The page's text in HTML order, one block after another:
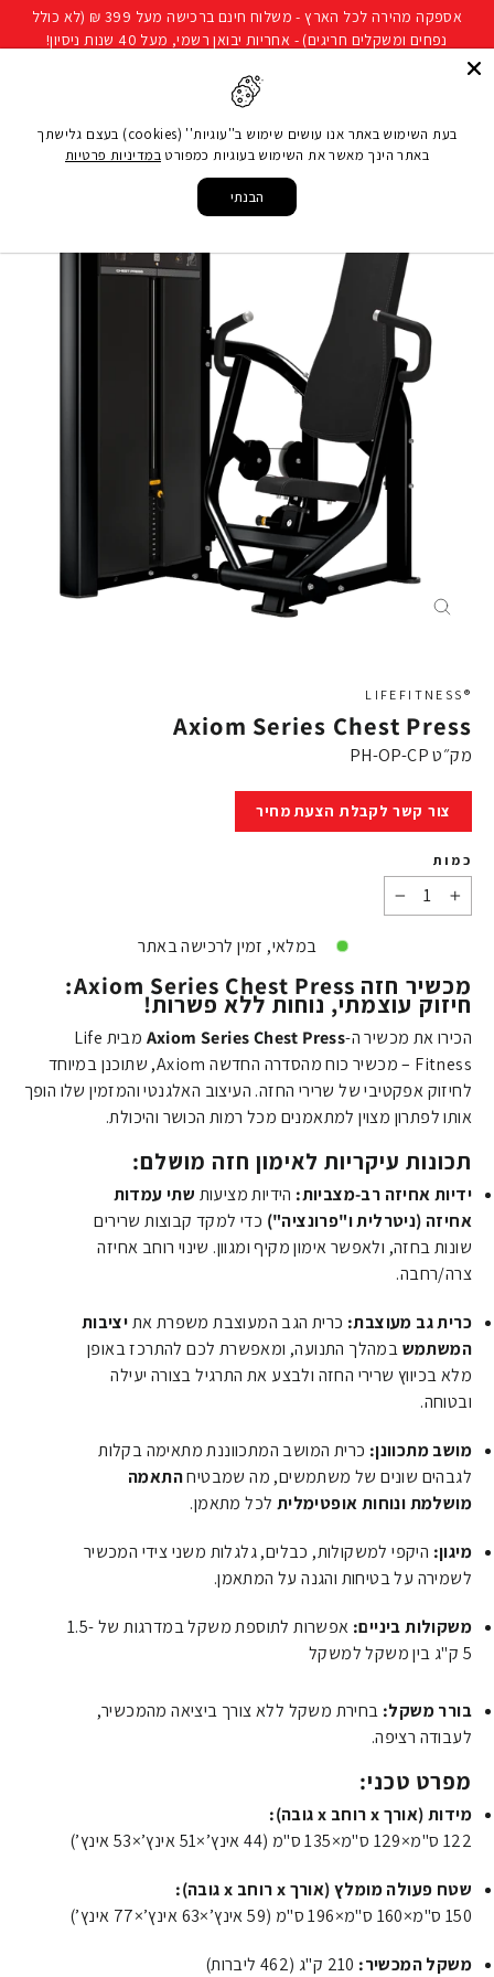
להמשך
אספקה מהירה לכל הארץ - משלוח חינם ברכישה מעל 399 ₪ (לא כולל
נפחים ומשקלים חריגים) - אחריות יבואן רשמי, מעל 40 שנות ניסיון!
עמוד הבית/ציוד כושר מקצועי/
LIFE FITNESS /Axiom/Axiom Series Chest Press
®LIFEFITNESS
Axiom Series Chest Press
מק״טPH-OP-CP
מחירצור קשר לקבלת הצעת מחיר
כמות
−
+
במלאי, זמין לרכישה באתר
מכשיר חזה Axiom Series Chest Press:
חיזוק עוצמתי, נוחות ללא פשרות!
הכירו את מכשיר ה-Axiom Series Chest Press
מבית Life
Fitness – מכשיר כוח מהסדרה החדשה Axiom, שתוכנן במיוחד
לחיזוק אפקטיבי של שרירי החזה. העיצוב האלגנטי והמזמין שלו הופך
אותו לפתרון מצוין למתאמנים מכל רמות הכושר והיכולת.
תכונות עיקריות לאימון חזה מושלם:
ידיות אחיזה רב-מצביות: הידיות מציעות שתי עמדות
אחיזה (ניטרלית ו"פרונציה") כדי למקד קבוצות שרירים
שונות בחזה, ולאפשר אימון מקיף ומגוון. שינוי רוחב אחיזה
צרה/רחבה.
כרית גב מעוצבת: כרית הגב המעוצבת משפרת אתיציבות
המשתמשבמהלך התנועה, ומאפשרת לכם להתרכז באופן
מלא בכיווץ שרירי החזה ולבצע את התרגיל בצורה יעילה
ובטוחה.
מושב מתכוונן: כרית המושב המתכווננת מתאימה בקלות
לגבהים שונים של משתמשים, מה שמבטיחהתאמה
מושלמת ונוחות אופטימלית לכל מתאמן.
מיגון: היקפי למשקולות, כבלים, גלגלות משני צידי המכשיר
לשמירה על בטיחות והגנה על המתאמן.
משקולות ביניים:
אפשרות לתוספת משקל במדרגות של 1.5-
5 ק"ג בין משקל למשקל
בורר משקל: בחירת משקל ללא צורך ביציאה מהמכשיר,
לעבודה רציפה.
מפרט טכני:
מידות (אורך x רוחב x גובה):
122 ס"מ×
129 ס"מ×
135ס"מ (
44אינץ’×
51אינץ’×
53אינץ’)
שטח פעולה מומלץ (אורך x רוחב x גובה):
150 ס"מ×
160 ס"מ×
196ס"מ (
59אינץ’×
63אינץ’×
77 אינץ’)
משקל המכשיר: 210 ק"ג (
462 ליברות)
בעת השימוש באתר אנו עושים שימוש ב''עוגיות'' (cookies) בעצם גלישתך
באתר הינך מאשר את השימוש בעוגיות כמפורט במדיניות פרטיות
הבנתי